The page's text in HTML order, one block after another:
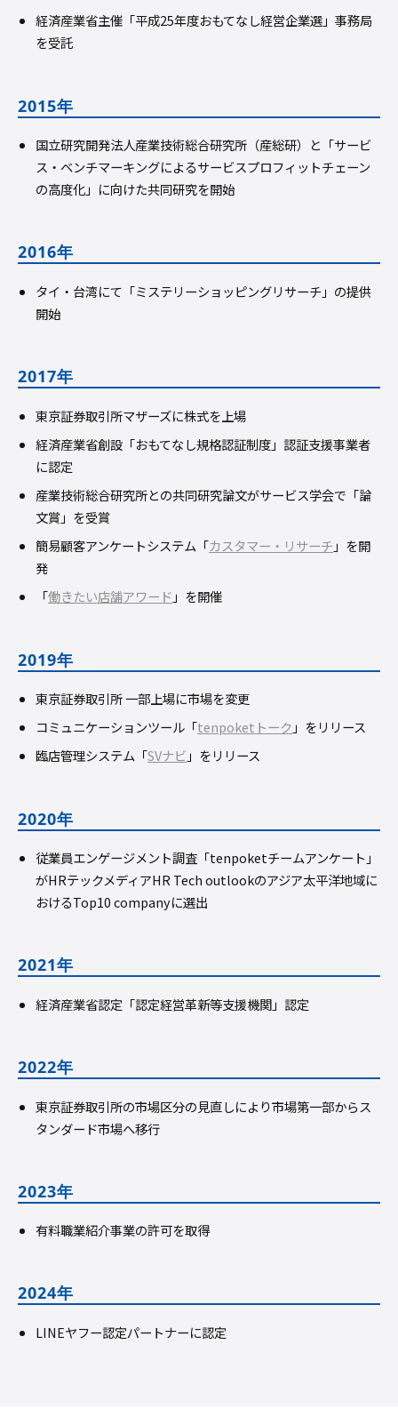
経済産業省主催「平成25年度おもてなし経営企業選」事務局
を受託
2015年
国立研究開発法人産業技術総合研究所（産総研）と「サービ
ス・ベンチマーキングによるサービスプロフィットチェーン
の⾼度化」に向けた共同研究を開始
2016年
タイ・台湾にて「ミステリーショッピングリサーチ」の提供
開始
2017年
東京証券取引所マザーズに株式を上場
経済産業省創設「おもてなし規格認証制度」認証支援事業者
に認定
産業技術総合研究所との共同研究論文がサービス学会で「論
文賞」を受賞
簡易顧客アンケートシステム「カスタマー・リサーチ 」を開
発
「働きたい店舗アワード 」を開催
2019年
東京証券取引所 一部上場に市場を変更
コミュニケーションツール「tenpoketトーク 」をリリース
臨店管理システム「SVナビ 」をリリース
2020年
従業員エンゲージメント調査「tenpoketチームアンケート」
がHRテックメディアHR Tech outlookのアジア太平洋地域に
おけるTop10 companyに選出
2021年
経済産業省認定「認定経営革新等支援機関」認定
2022年
東京証券取引所の市場区分の見直しにより市場第一部からス
タンダード市場へ移行
2023年
有料職業紹介事業の許可を取得
2024年
LINEヤフー認定パートナーに認定